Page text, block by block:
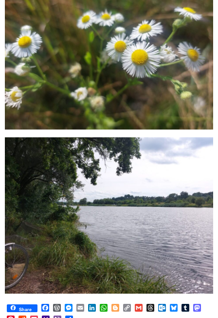
Share Facebook
WordPress
Messenger
EmailLinkedIn
WhatsApp
BloggerCopy
Link
GmailThreadsOutlook.com
BlueskyTumblr